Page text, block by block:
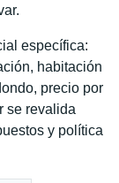
específica:
habitación
precio por
se revalida
y política